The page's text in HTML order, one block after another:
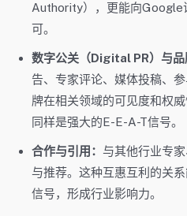
Authority），更能向Google
可。
数字公关（Digital PR）与品
告、专家评论、媒体投稿、
牌在相关领域的可见度和权
同样是强大的E-E-A-T信号。
合作与引用： 与其他行业专
与推荐。这种互惠互利的关
信号，形成行业影响力。